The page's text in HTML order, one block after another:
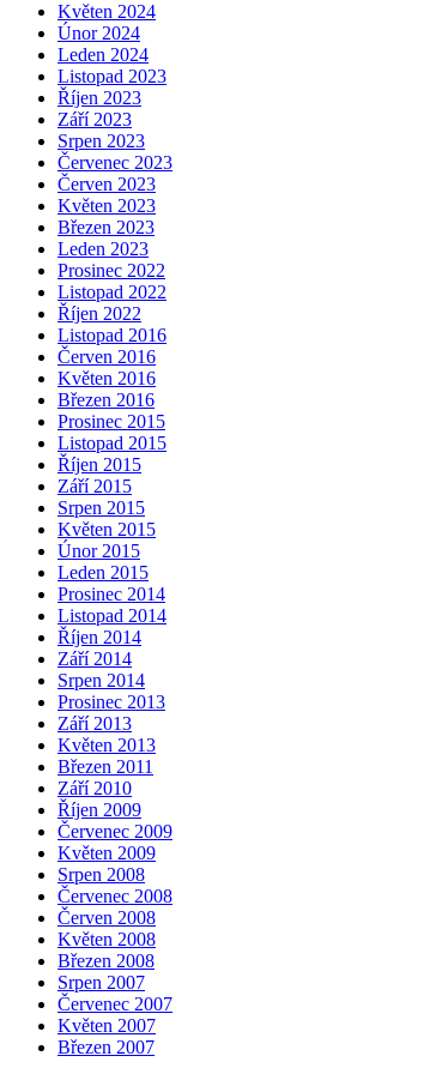
Květen 2024
Únor 2024
Leden 2024
Listopad 2023
Říjen 2023
Září 2023
Srpen 2023
Červenec 2023
Červen 2023
Květen 2023
Březen 2023
Leden 2023
Prosinec 2022
Listopad 2022
Říjen 2022
Listopad 2016
Červen 2016
Květen 2016
Březen 2016
Prosinec 2015
Listopad 2015
Říjen 2015
Září 2015
Srpen 2015
Květen 2015
Únor 2015
Leden 2015
Prosinec 2014
Listopad 2014
Říjen 2014
Září 2014
Srpen 2014
Prosinec 2013
Září 2013
Květen 2013
Březen 2011
Září 2010
Říjen 2009
Červenec 2009
Květen 2009
Srpen 2008
Červenec 2008
Červen 2008
Květen 2008
Březen 2008
Srpen 2007
Červenec 2007
Květen 2007
Březen 2007